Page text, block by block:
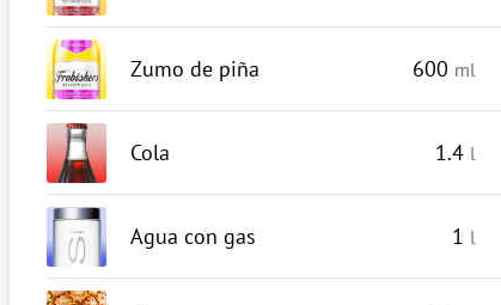
Zumo de piña 600 ml
Cola 1.4 l
Agua con gas 1 l